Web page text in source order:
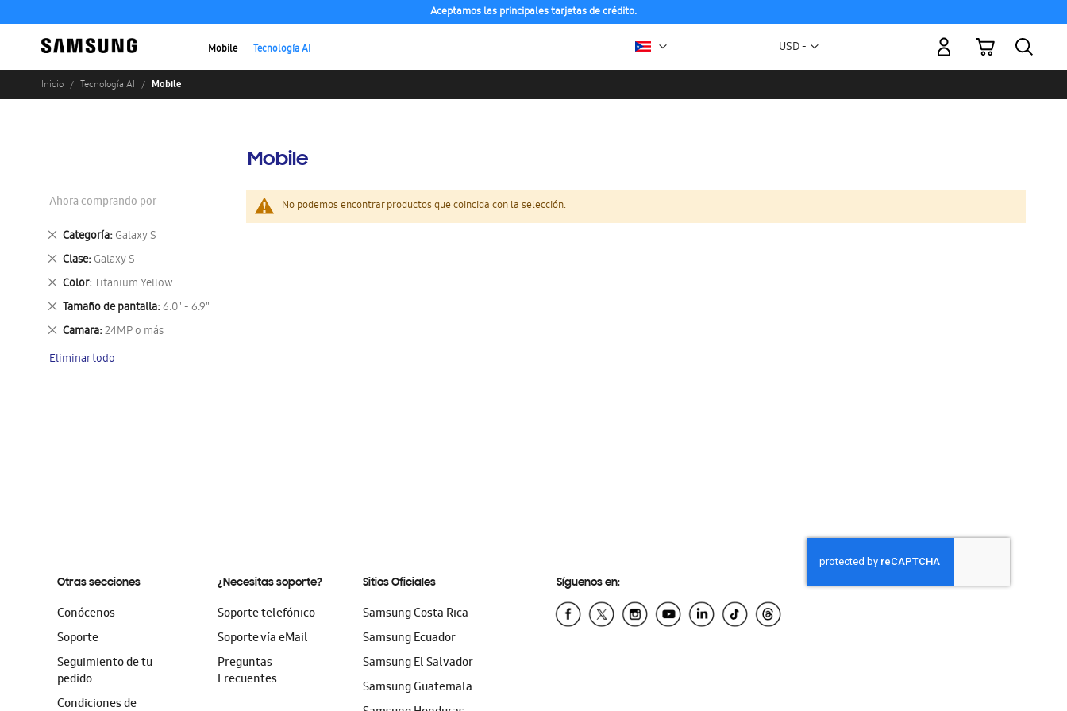
Aceptamos las principales tarjetas de crédito.
Mobile Tecnología AI Moneda
USD -
Mi carrito
Inicio Tecnología AI Mobile
Mobile
No podemos encontrar productos que coincida con la selección.
Ahora comprando por
Categoría Galaxy S
Eliminar
este
artículo
Clase Galaxy S
Eliminar
este
artículo
Color Titanium Yellow
Eliminar
este
artículo
Tamaño de pantalla 6.0" - 6.9"
Eliminar
este
artículo
Camara 24MP o más
Eliminar
artículo
Eliminar todo
Otras secciones
Conócenos
Soporte
Seguimiento de tu
pedido
Condiciones de
¿Necesitas soporte?
Soporte telefónico
Soporte vía eMail
Preguntas
Frecuentes
Sitios Oficiales
Samsung Costa Rica
Samsung Ecuador
Samsung El Salvador
Samsung Guatemala
Síguenos en: